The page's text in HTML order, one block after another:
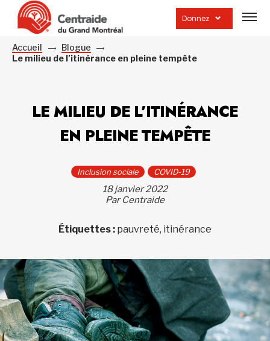
Donnez
la
Accueil
Blogue
Le milieu de l’itinérance en pleine tempête
LE MILIEU DE L’ITINÉRANCE
EN PLEINE TEMPÊTE
Inclusion sociale COVID-19
18 janvier 2022
Par Centraide
Étiquettes : pauvreté, itinérance